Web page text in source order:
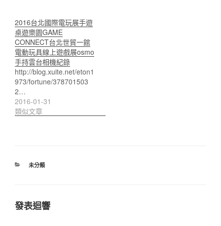
2016台北國際電玩展手遊
桌遊樂園GAME
CONNECT台北世貿一館
電動玩具線上遊戲展osmo
手持雲台相機紀錄
http://blog.xuite.net/eton1
973/fortune/378701503
2…
2016-01-31
類似文章
分
未分類
發表迴響